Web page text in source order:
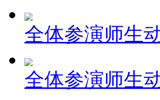
全体参演师生
全体参演师生